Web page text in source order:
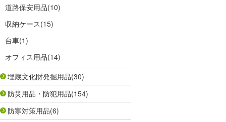
道路保安用品(10)
収納ケース(15)
台車(1)
オフィス用品(14)
埋蔵文化財発掘用品(30)
防災用品・防犯用品(154)
防寒対策用品(6)